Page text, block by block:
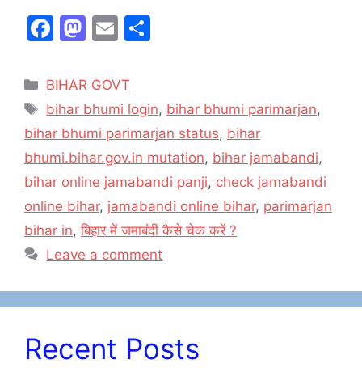
F
c
e
b
o
o
k
M
st
o
d
o
n
E
ai
l
e
Categories
BIHAR GOVT
Tags
bihar bhumi login, bihar bhumi parimarjan,
bihar bhumi parimarjan status, bihar
bhumi.bihar.gov.in mutation, bihar jamabandi,
bihar online jamabandi panji, check jamabandi
online bihar, jamabandi online bihar, parimarjan
bihar in,बिहार में जमाबंदी कैसे चेक करें ?
Leave a comment
Recent Posts